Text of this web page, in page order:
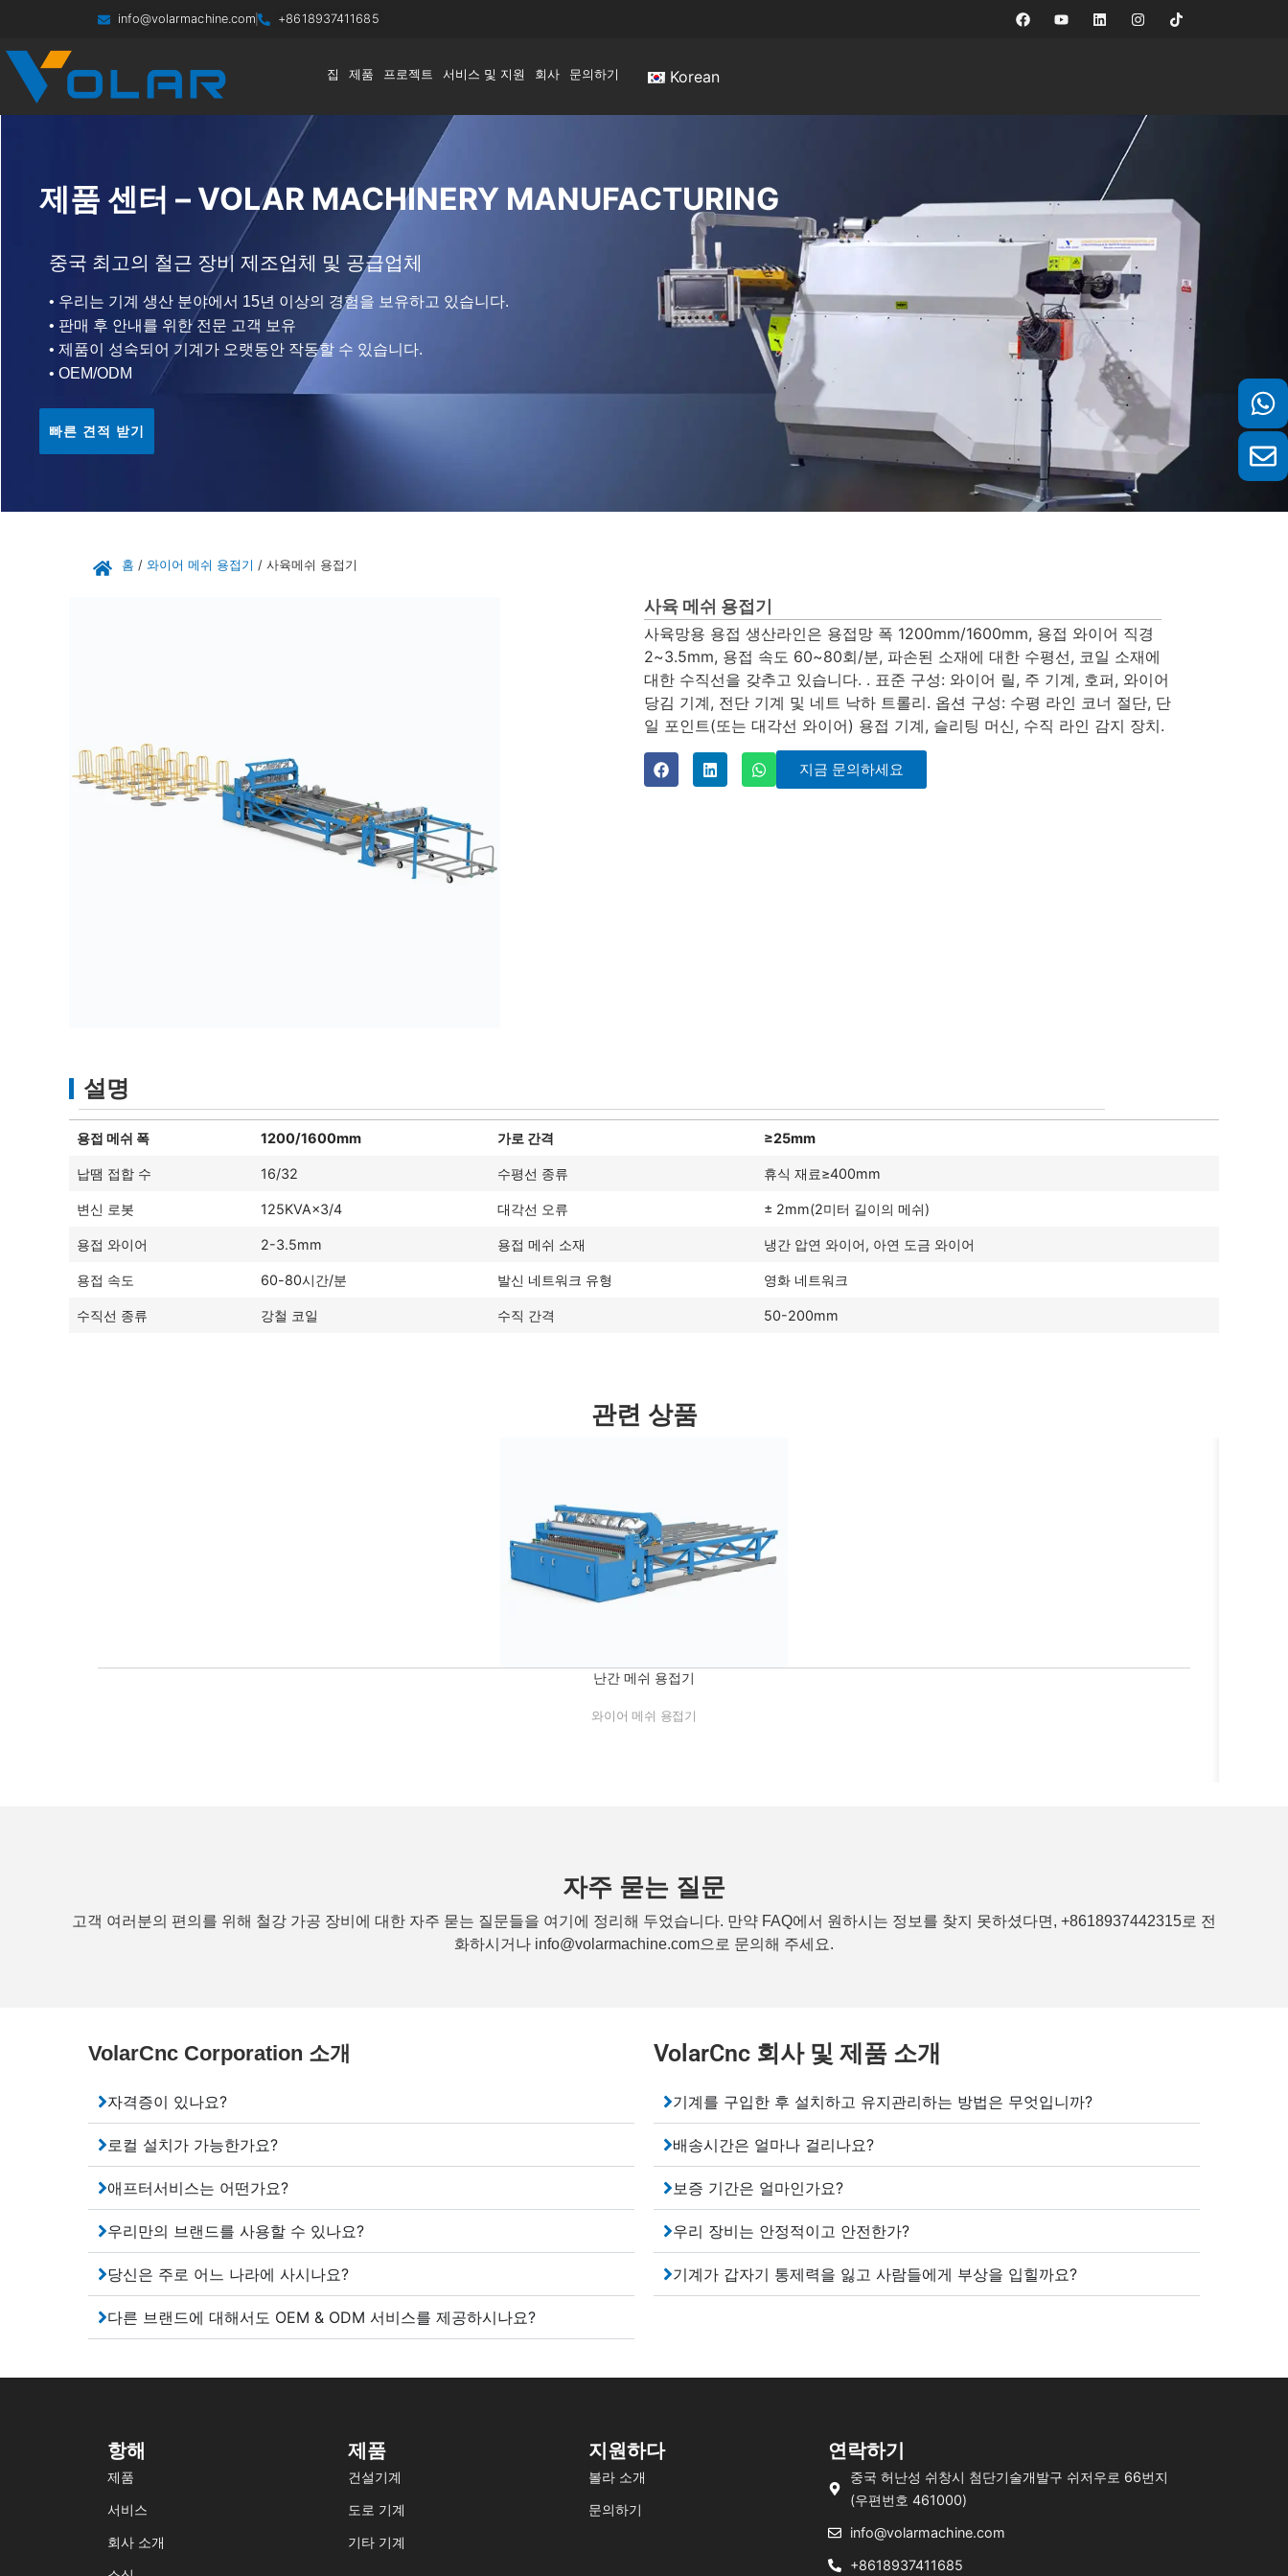
info@volarmachine.com +8618937411685
집 제품 프로젝트 서비스 및 지원 회사 문의하기 Korean
제품 센터 – VOLAR MACHINERY MANUFACTURING
중국 최고의 철근 장비 제조업체 및 공급업체
• 우리는 기계 생산 분야에서 15년 이상의 경험을 보유하고 있습니다.
• 판매 후 안내를 위한 전문 고객 보유
• 제품이 성숙되어 기계가 오랫동안 작동할 수 있습니다.
• OEM/ODM
빠른 견적 받기
홈 / 와이어 메쉬 용접기 / 사육메쉬 용접기
사육 메쉬 용접기
사육망용 용접 생산라인은 용접망 폭 1200mm/1600mm, 용접 와이어 직경
2~3.5mm, 용접 속도 60~80회/분, 파손된 소재에 대한 수평선, 코일 소재에
대한 수직선을 갖추고 있습니다. . 표준 구성: 와이어 릴, 주 기계, 호퍼, 와이어
당김 기계, 전단 기계 및 네트 낙하 트롤리. 옵션 구성: 수평 라인 코너 절단, 단
일 포인트(또는 대각선 와이어) 용접 기계, 슬리팅 머신, 수직 라인 감지 장치.
지금 문의하세요
설명
용접 메쉬 폭 1200/1600mm 가로 간격 ≥25mm
납땜 접합 수 16/32 수평선 종류 휴식 재료≥400mm
변신 로봇 125KVA×3/4 대각선 오류 ± 2mm(2미터 길이의 메쉬)
용접 와이어 2-3.5mm 용접 메쉬 소재 냉간 압연 와이어, 아연 도금 와이어
용접 속도 60-80시간/분 발신 네트워크 유형 영화 네트워크
수직선 종류 강철 코일 수직 간격 50-200mm
관련 상품
난간 메쉬 용접기
와이어 메쉬 용접기
자주 묻는 질문
고객 여러분의 편의를 위해 철강 가공 장비에 대한 자주 묻는 질문들을 여기에 정리해 두었습니다. 만약 FAQ에서 원하시는 정보를 찾지 못하셨다면, +8618937442315로 전
화하시거나 info@volarmachine.com으로 문의해 주세요.
VolarCnc Corporation 소개
자격증이 있나요?
로컬 설치가 가능한가요?
애프터서비스는 어떤가요?
우리만의 브랜드를 사용할 수 있나요?
당신은 주로 어느 나라에 사시나요?
다른 브랜드에 대해서도 OEM & ODM 서비스를 제공하시나요?
VolarCnc 회사 및 제품 소개
기계를 구입한 후 설치하고 유지관리하는 방법은 무엇입니까?
배송시간은 얼마나 걸리나요?
보증 기간은 얼마인가요?
우리 장비는 안정적이고 안전한가?
기계가 갑자기 통제력을 잃고 사람들에게 부상을 입힐까요?
항해
제품
서비스
회사 소개
제품
건설기계
도로 기계
기타 기계
지원하다
볼라 소개
문의하기
연락하기
중국 허난성 쉬창시 첨단기술개발구 쉬저우로 66번지
(우편번호 461000)
info@volarmachine.com
+8618937411685